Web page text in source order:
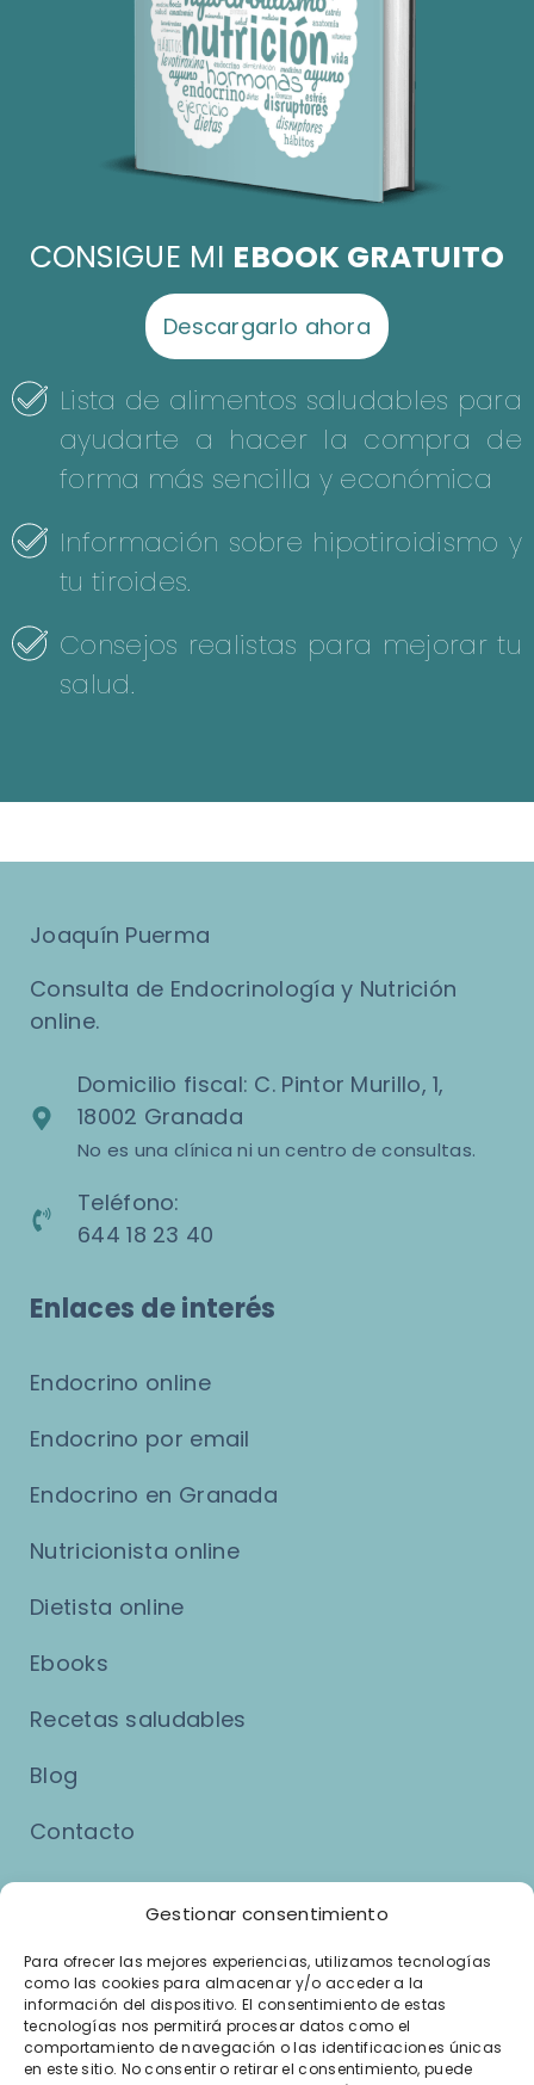
Gestionar consentimiento
Para ofrecer las mejores experiencias, utilizamos tecnologías
como las cookies para almacenar y/o acceder a la
información del dispositivo. El consentimiento de estas
tecnologías nos permitirá procesar datos como el
comportamiento de navegación o las identificaciones únicas
en este sitio. No consentir o retirar el consentimiento, puede
CONSIGUE MI EBOOK GRATUITO
Descargarlo ahora
Lista de alimentos saludables para
ayudarte a hacer la compra de
forma más sencilla y económica
Información sobre hipotiroidismo y
tu tiroides.
Consejos realistas para mejorar tu
salud.
Joaquín Puerma
Consulta de Endocrinología y Nutrición
online.
Domicilio fiscal: C. Pintor Murillo, 1,
18002 Granada
No es una clínica ni un centro de consultas.
Teléfono:
644 18 23 40
Enlaces de interés
Endocrino online
Endocrino por email
Endocrino en Granada
Nutricionista online
Dietista online
Ebooks
Recetas saludables
Blog
Contacto
Asuntos Legales
Aviso Legal
Política de Privacidad